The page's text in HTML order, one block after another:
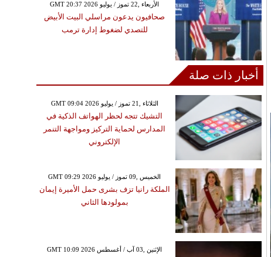
GMT 20:37 2026 الأربعاء ,22 تموز / يوليو
صحافيون يدعون مراسلي البيت الأبيض
للتصدي لضغوط إدارة ترمب
أخبار ذات صلة
GMT 09:04 2026 الثلاثاء ,21 تموز / يوليو
التشيك تتجه لحظر الهواتف الذكية في
المدارس لحماية التركيز ومواجهة التنمر
الإلكتروني
GMT 09:29 2026 الخميس ,09 تموز / يوليو
الملكة رانيا تزف بشرى حمل الأميرة إيمان
بمولودها الثاني
GMT 10:09 2026 الإثنين ,03 آب / أغسطس